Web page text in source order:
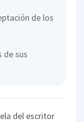
de los
de sus
del escritor